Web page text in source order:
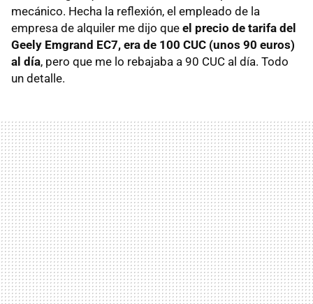
mecánico. Hecha la reflexión, el empleado de la
empresa de alquiler me dijo que el precio de tarifa del
Geely Emgrand EC7, era de 100 CUC (unos 90 euros)
al día, pero que me lo rebajaba a 90 CUC al día. Todo
un detalle.